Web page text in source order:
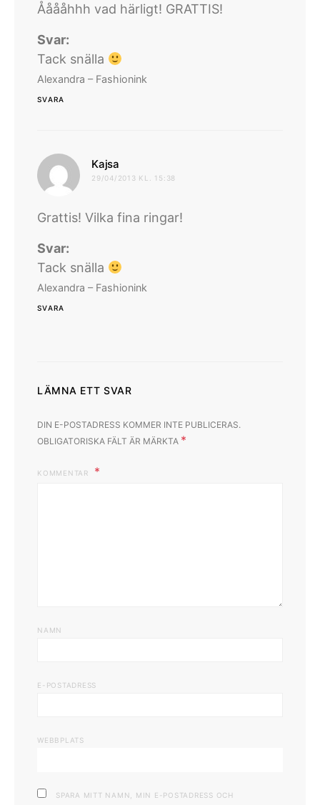
Ååååhhh vad härligt! GRATTIS!
Svar:
Tack snälla
Alexandra – Fashionink
SVARA
Kajsa
29/04/2013 KL. 15:38
Grattis! Vilka fina ringar!
Svar:
Tack snälla
Alexandra – Fashionink
SVARA
LÄMNA ETT SVAR
DIN E-POSTADRESS KOMMER INTE PUBLICERAS.
OBLIGATORISKA FÄLT ÄR MÄRKTA *
KOMMENTAR
NAMN
E-POSTADRESS
WEBBPLATS
SPARA MITT NAMN, MIN E-POSTADRESS OCH